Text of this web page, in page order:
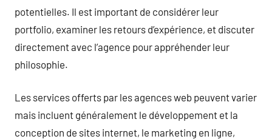
potentielles. Il est important de considérer leur
portfolio, examiner les retours d’expérience, et discuter
directement avec l’agence pour appréhender leur
philosophie.
Les services offerts par les agences web peuvent varier
mais incluent généralement le développement et la
conception de sites internet, le marketing en ligne,